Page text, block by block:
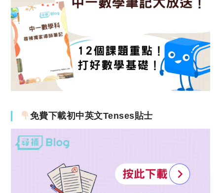
免費下載初中英文Tenses貼士